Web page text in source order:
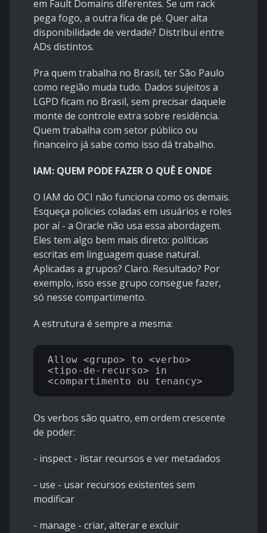
em Fault Domains diferentes. Se um rack
pega fogo, a outra fica de pé. Quer alta
disponibilidade de verdade? Distribui entre
ADs distintos.
Pra quem trabalha no Brasil, ter São Paulo
como região muda tudo. Dados sujeitos a
LGPD ficam no Brasil, sem precisar daquele
monte de controle extra sobre residência.
Quem trabalha com setor público ou
financeiro já sabe como isso dá trabalho.
IAM: QUEM PODE FAZER O QUÊ E ONDE
O IAM do OCI não funciona como os demais.
Esqueça policies coladas em usuários e roles
por aí - a Oracle não usa essa abordagem.
Eles tem algo bem mais direto: políticas
escritas em linguagem quase natural.
Aplicadas a grupos? Claro. Resultado? Por
exemplo, isso esse grupo consegue fazer,
só nesse compartimento.
A estrutura é sempre a mesma:
Allow <grupo> to <verbo>
<tipo-de-recurso> in
Os verbos são quatro, em ordem crescente
de poder:
- inspect - listar recursos e ver metadados
- use - usar recursos existentes sem
modificar
- manage - criar, alterar e excluir